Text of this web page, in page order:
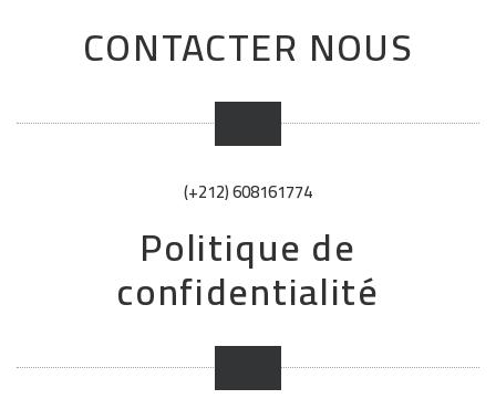
CONTACTER NOUS
(+212) 608161774
Politique de
confidentialité